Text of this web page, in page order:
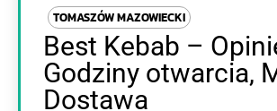
TOMASZÓW MAZOWIECKI
Best Kebab –
Godziny otwarcia,
Dostawa